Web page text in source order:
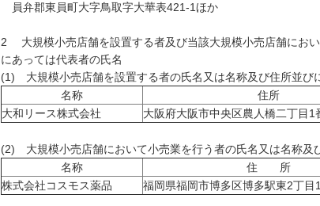
員弁郡東員町大字鳥取字大華表421-1ほか
2 大規模小売店舗を設置する者及び当該大規模小売店舗にお
にあっては代表者の氏名
(1) 大規模小売店舗を設置する者の氏名又は名称及び住所並び
名称
住所
大和リース株式会社
大阪府大阪市中央区農人橋二丁目1
(2) 大規模小売店舗において小売業を行う者の氏名又は名称及
名称
住 所
株式会社コスモス薬品
福岡県福岡市博多区博多駅東2丁目